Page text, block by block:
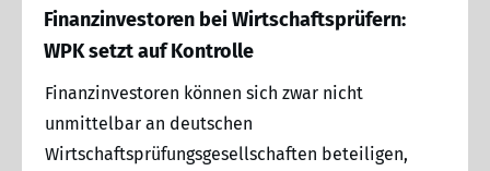
Finanzinvestoren bei Wirtschaftsprüfern:
WPK setzt auf Kontrolle
Finanzinvestoren können sich zwar nicht
unmittelbar an deutschen
Wirtschaftsprüfungsgesellschaften beteiligen,